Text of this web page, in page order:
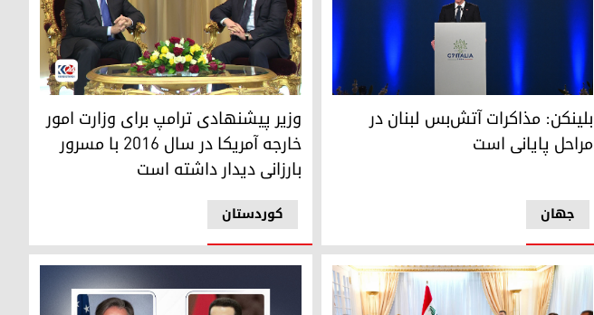
آنتونی بلینکن، وزیر امور خارجه آمریکا
جهان
بلینکن: مذاکرات آتش‌بس لبنان در
مراحل پایانی است
مسرور بارزانی، مشاور وقت شورای امنیت اقلیم
کوردستان
وزیر پیشنهادی ترامپ برای وزارت امور
خارجه آمریکا در سال ۲۰۱۶ با مسرور
بارزانی دیدار داشته است